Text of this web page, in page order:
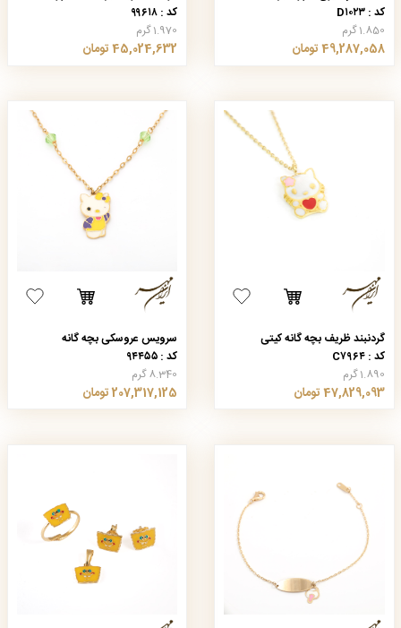
کد : D۱۰۲۳
1.850 گرم
49,287,058 تومان
کد : ۹۹۶۱۸
1.970 گرم
45,024,632 تومان
گردنبند ظریف بچه گانه کیتی
کد : C۷۹۶۴
1.890 گرم
47,829,093 تومان
سرویس عروسکی بچه گانه
کد : ۹۴۴۵۵
8.340 گرم
207,317,125 تومان